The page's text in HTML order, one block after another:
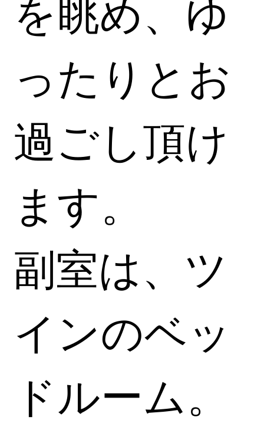
を眺め、ゆ
ったりとお
過ごし頂け
ます。
副室は、ツ
インのベッ
ドルーム。